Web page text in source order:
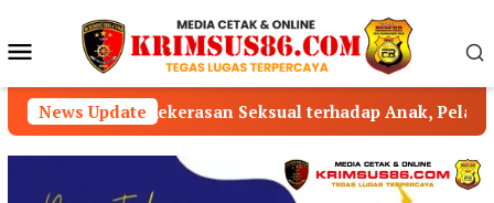
konten Menu
Mobile
News Update
Seksual terhadap Anak, Pelaku Ditangkap